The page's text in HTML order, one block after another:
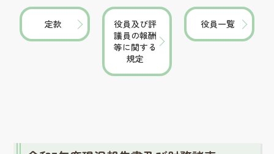
定款
役員及び評
議員の報酬
等に関する
規定
役員一覧